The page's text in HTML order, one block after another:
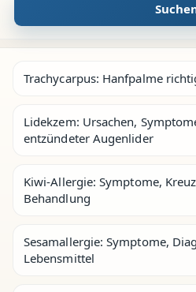
Trachycarpus: Hanfpalme
Lidekzem: Ursachen,
entzündeter Augenlider
Kiwi-Allergie: Symptome,
Behandlung
Sesamallergie: Symptome,
Lebensmittel